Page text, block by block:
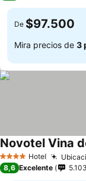
De $97.500
Mira precios de 3
4 EstrellasHotel
Novotel Vina
8,6 Excelente 5.103